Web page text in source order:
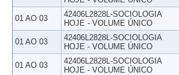
01 AO 03
42406L2828L-SOCIOLOGIA
HOJE - VOLUME ÚNICO
01 AO 03
42406L2828L-SOCIOLOGIA
HOJE - VOLUME ÚNICO
01 AO 03
42406L2828L-SOCIOLOGIA
HOJE - VOLUME ÚNICO